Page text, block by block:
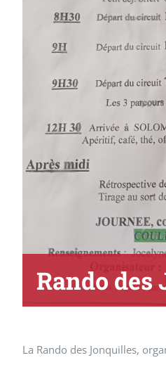
Rando
La Rando des Jonquilles,